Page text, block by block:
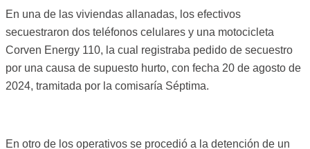
En una de las viviendas allanadas, los efectivos
secuestraron dos teléfonos celulares y una motocicleta
Corven Energy 110, la cual registraba pedido de secuestro
por una causa de supuesto hurto, con fecha 20 de agosto de
2024, tramitada por la comisaría Séptima.
En otro de los operativos se procedió a la detención de un